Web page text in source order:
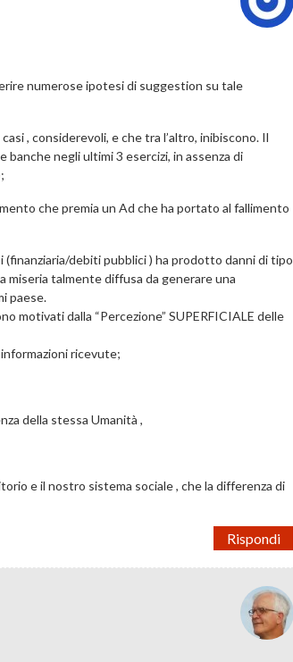
numerose ipotesi di suggestion su tale
, considerevoli, e che tra l’altro, inibiscono. Il
negli ultimi 3 esercizi, in assenza di
che premia un Ad che ha portato al fallimento
(finanziaria/debiti pubblici ) ha prodotto danni di tipo
miseria talmente diffusa da generare una
paese.
motivati dalla “Percezione” SUPERFICIALE delle
ricevute;
della stessa Umanità ,
e il nostro sistema sociale , che la differenza di
Rispondi